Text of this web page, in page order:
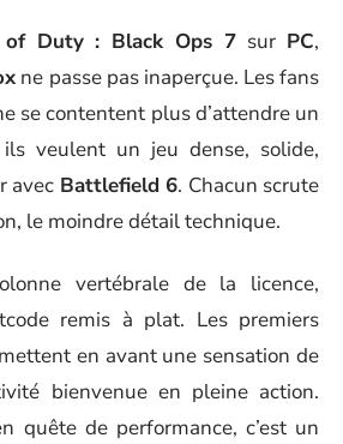
of Duty : Black Ops 7 sur PC,
ne passe pas inaperçue. Les fans
se contentent plus d’attendre un
veulent un jeu dense, solide,
avec Battlefield 6. Chacun scrute
le moindre détail technique.
vertébrale de la licence,
remis à plat. Les premiers
en avant une sensation de
bienvenue en pleine action.
quête de performance, c’est un